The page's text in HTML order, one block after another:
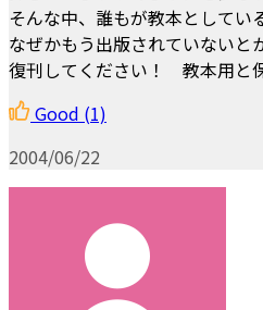
そんな中、誰もが教本としてい
なぜかもう出版されていないと
復刊してください！ 教本用と
Good (1)
2004/06/22